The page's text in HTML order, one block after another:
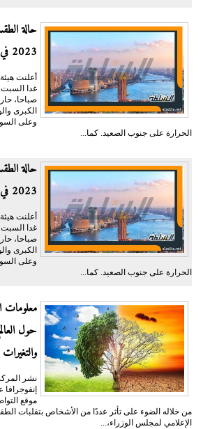
2023 في مصر
أعلنت
غدا
صباحا،
الكبرى
وعلى
الحرارة على جنوب الصعيد. كما...
2023 في مصر
أعلنت
غدا
صباحا،
الكبرى
وعلى
الحرارة على جنوب الصعيد. كما...
حول
والتغيرات
نشر
موقع
من خلاله الضوء على تأثر عددًا من الأشخاص بتقلبات
الإعلامي لمجلس الوزراء،...